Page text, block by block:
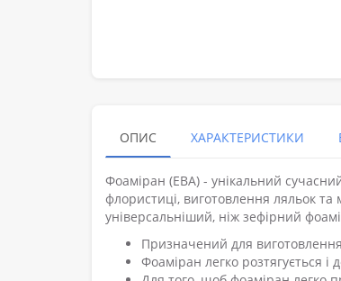
ОПИС ХАРАКТЕРИСТИКИ
Фоаміран (ЕВА) - унікальний
флористиці, виготовлення ляльок та
універсальніший, ніж зефірний
Призначений для виготовлення
Фоаміран легко розтягується